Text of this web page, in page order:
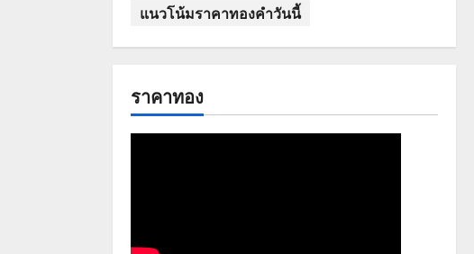
แนวโน้มราคาทองคำวันนี้
ราคาทอง